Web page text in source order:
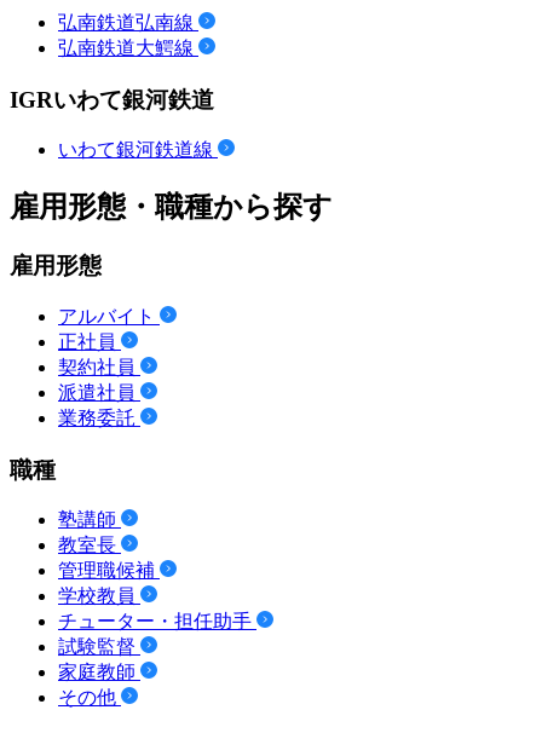
弘南鉄道弘南線
弘南鉄道大鰐線
IGRいわて銀河鉄道
いわて銀河鉄道線
雇用形態・職種から探す
雇用形態
アルバイト
正社員
契約社員
派遣社員
業務委託
職種
塾講師
教室長
管理職候補
学校教員
チューター・担任助手
試験監督
家庭教師
その他